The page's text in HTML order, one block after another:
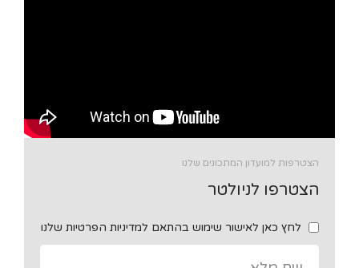
הצטרפות למועדון המתכונים שלנו
הצטרפו לניולטר
לחץ כאן לאישור שימוש בהתאם למדיניות הפרטיות שלנו